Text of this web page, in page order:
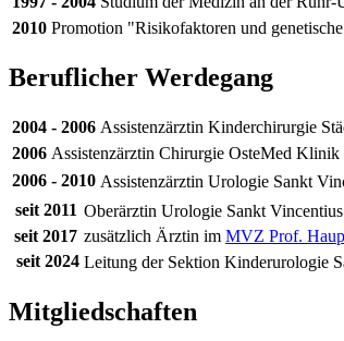
2010 Promotion "Risikofaktoren und
Beruflicher Werdegang
2004 - 2006 Assistenzärztin Kinderchirurgie
2006 Assistenzärztin Chirurgie OsteMed Klinik
2006 - 2010 Assistenzärztin Urologie Sankt
seit 2011 Oberärztin Urologie Sankt Vincentius
seit 2017 zusätzlich Ärztin im MVZ Prof.
seit 2024 Leitung der Sektion Kinderurologie
Mitgliedschaften